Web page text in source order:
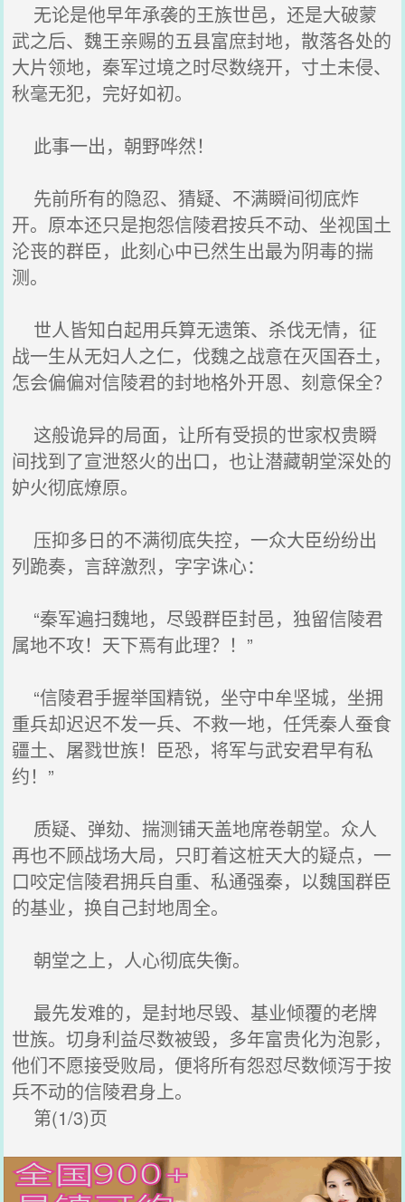
无论是他早年承袭的王族世邑，还是大破蒙
武之后、魏王亲赐的五县富庶封地，散落各处的
大片领地，秦军过境之时尽数绕开，寸土未侵、
秋毫无犯，完好如初。
此事一出，朝野哗然！
先前所有的隐忍、猜疑、不满瞬间彻底炸
开。原本还只是抱怨信陵君按兵不动、坐视国土
沦丧的群臣，此刻心中已然生出最为阴毒的揣
测。
世人皆知白起用兵算无遗策、杀伐无情，征
战一生从无妇人之仁，伐魏之战意在灭国吞土，
怎会偏偏对信陵君的封地格外开恩、刻意保全？
这般诡异的局面，让所有受损的世家权贵瞬
间找到了宣泄怒火的出口，也让潜藏朝堂深处的
妒火彻底燎原。
压抑多日的不满彻底失控，一众大臣纷纷出
列跪奏，言辞激烈，字字诛心：
“秦军遍扫魏地，尽毁群臣封邑，独留信陵君
属地不攻！天下焉有此理？！”
“信陵君手握举国精锐，坐守中牟坚城，坐拥
重兵却迟迟不发一兵、不救一地，任凭秦人蚕食
疆土、屠戮世族！臣恐，将军与武安君早有私
约！”
质疑、弹劾、揣测铺天盖地席卷朝堂。众人
再也不顾战场大局，只盯着这桩天大的疑点，一
口咬定信陵君拥兵自重、私通强秦，以魏国群臣
的基业，换自己封地周全。
朝堂之上，人心彻底失衡。
最先发难的，是封地尽毁、基业倾覆的老牌
世族。切身利益尽数被毁，多年富贵化为泡影，
他们不愿接受败局，便将所有怨怼尽数倾泻于按
兵不动的信陵君身上。
第(1/3)页